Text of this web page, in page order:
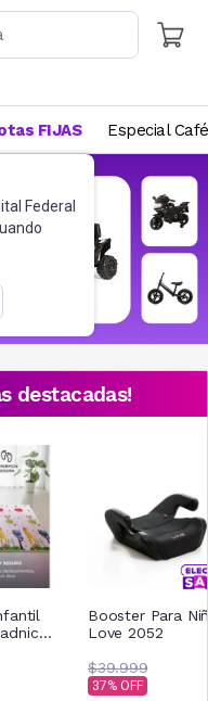
Federal
FIJAS Especial Café
destacadas!
Para
Booster Para
Love 2052
$39.999
37